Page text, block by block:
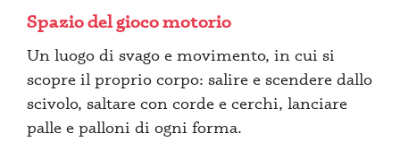
Spazio del gioco motorio
Un luogo di svago e movimento, in cui si
scopre il proprio corpo: salire e scendere dallo
scivolo, saltare con corde e cerchi, lanciare
palle e palloni di ogni forma.